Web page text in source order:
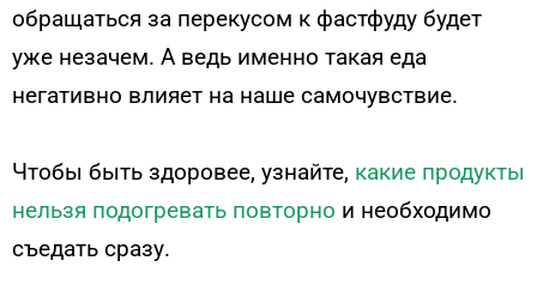
обращаться за перекусом к фастфуду будет
уже незачем. А ведь именно такая еда
негативно влияет на наше самочувствие.
Чтобы быть здоровее, узнайте, какие продукты
нельзя подогревать повторно и необходимо
съедать сразу.